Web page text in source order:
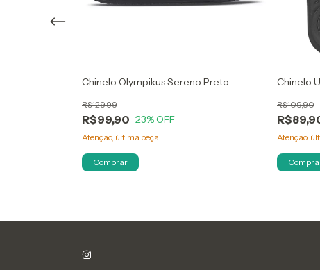
Chinelo Olympikus Sereno Preto
R$99,90
R$129,99
23% OFF
Atenção, última peça!
Comprar
Chinelo
R$109,90
Atenção,